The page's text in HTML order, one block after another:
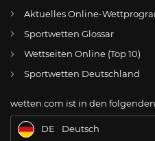
Aktuelles Online-
Sportwetten Glossar
Wettseiten Online (Top 10)
Sportwetten Deutschland
wetten.com ist in den
AT Online Wetten
CH Online Glücksspiel
Apostas Online no
DE
Deutsch